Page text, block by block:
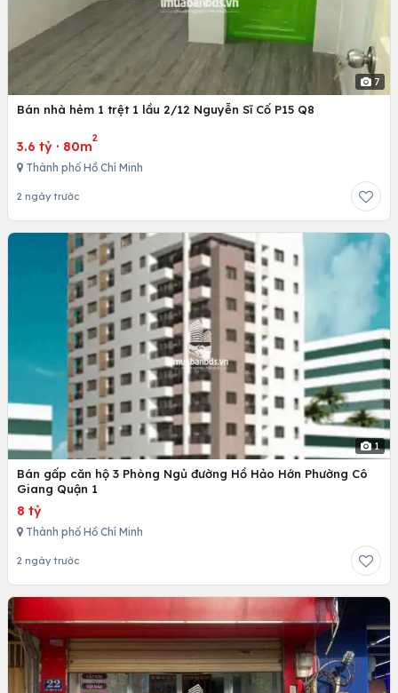
7
Bán nhà hẻm 1 trệt 1 lầu 2/12 Nguyễn Sĩ Cố P15 Q8
3.6 tỷ · 80m
2
Thành phố Hồ Chí Minh
2 ngày trước
1
Bán gấp căn hộ 3 Phòng Ngủ đường Hồ Hảo Hớn Phường Cô
Giang Quận 1
8 tỷ
Thành phố Hồ Chí Minh
2 ngày trước